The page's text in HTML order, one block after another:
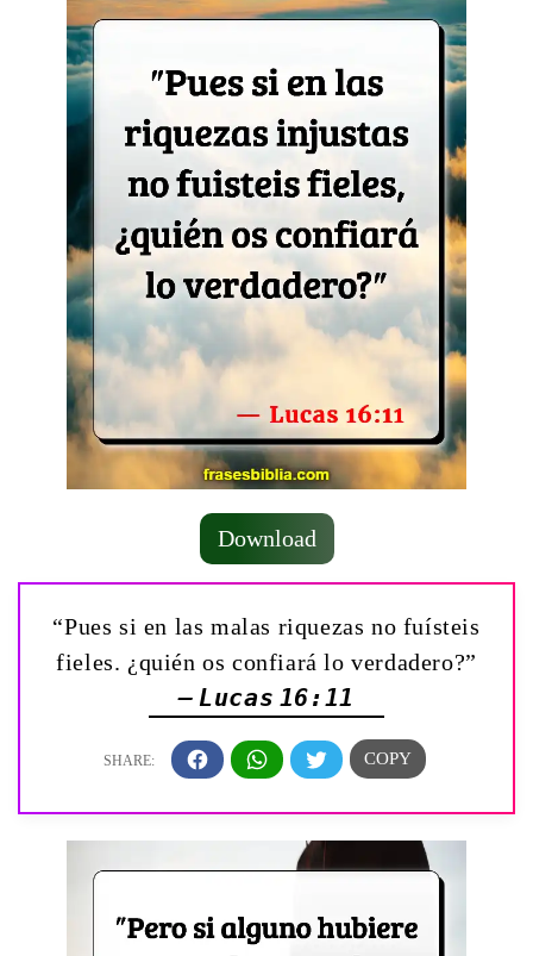
Download
“Pues si en las malas riquezas no fuísteis
fieles. ¿quién os confiará lo verdadero?”
— Lucas 16:11